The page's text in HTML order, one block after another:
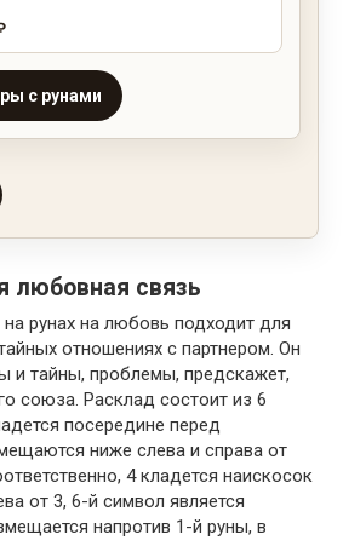
с рунами
любовная связь
рунах на любовь подходит для
отношениях с партнером. Он
и тайны, проблемы, предскажет,
союза. Расклад состоит из 6
посередине перед
ниже слева и справа от
4 кладется наискосок
от 3, 6-й символ является
напротив 1-й руны, в